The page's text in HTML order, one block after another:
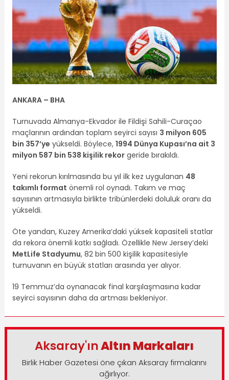
ANKARA – BHA
Turnuvada Almanya-Ekvador ile Fildişi Sahili-Curaçao
maçlarının ardından toplam seyirci sayısı 3 milyon 605
bin 357’ye yükseldi. Böylece, 1994 Dünya Kupası’na ait 3
milyon 587 bin 538 kişilik rekorgeride bırakıldı.
Yeni rekorun kırılmasında bu yıl ilk kez uygulanan 48
takımlı format önemli rol oynadı. Takım ve maç
sayısının artmasıyla birlikte tribünlerdeki doluluk oranı da
yükseldi.
Öte yandan, Kuzey Amerika’daki yüksek kapasiteli statlar
da rekora önemli katkı sağladı. Özellikle New Jersey’deki
MetLife Stadyumu, 82 bin 500 kişilik kapasitesiyle
turnuvanın en büyük statları arasında yer alıyor.
19 Temmuz’da oynanacak final karşılaşmasına kadar
seyirci sayısının daha da artması bekleniyor.
Aksaray'ınAltın Markaları
Birlik Haber Gazetesi öne çıkan Aksaray firmalarını
ağırlıyor.